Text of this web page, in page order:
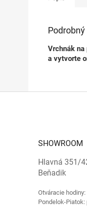
Vrchnák
a vytvorte
SHOWROOM
Hlavná 351/
Beňadik
Otváracie hodiny:
Pondelok-